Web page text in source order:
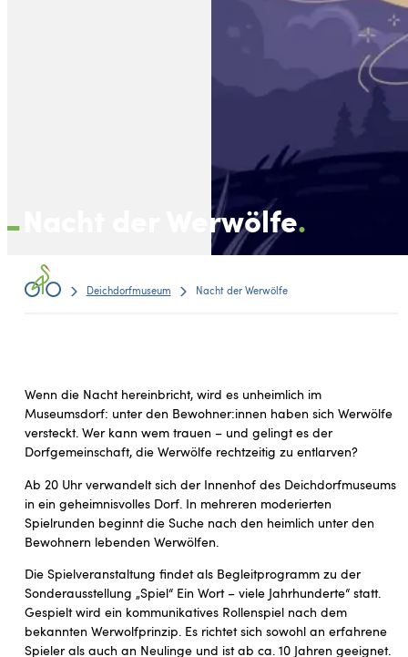
Nacht der Werwölfe
Deichdorfmuseum Nacht der Werwölfe
Wenn die Nacht hereinbricht, wird es unheimlich im
Museumsdorf: unter den Bewohner:innen haben sich Werwölfe
versteckt. Wer kann wem trauen – und gelingt es der
Dorfgemeinschaft, die Werwölfe rechtzeitig zu entlarven?
Ab 20 Uhr verwandelt sich der Innenhof des Deichdorfmuseums
in ein geheimnisvolles Dorf. In mehreren moderierten
Spielrunden beginnt die Suche nach den heimlich unter den
Bewohnern lebenden Werwölfen.
Die Spielveranstaltung findet als Begleitprogramm zu der
Sonderausstellung „Spiel“ Ein Wort – viele Jahrhunderte“ statt.
Gespielt wird ein kommunikatives Rollenspiel nach dem
bekannten Werwolfprinzip. Es richtet sich sowohl an erfahrene
Spieler als auch an Neulinge und ist ab ca. 10 Jahren geeignet.